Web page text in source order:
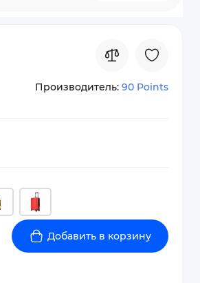
Производитель: 90 Points
Добавить в корзину